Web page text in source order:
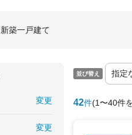
新築一戸建て
変更
変更
並び替え
42件(1〜40件